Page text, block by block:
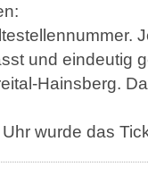
und eindeutig
Hainsberg.
wurde das